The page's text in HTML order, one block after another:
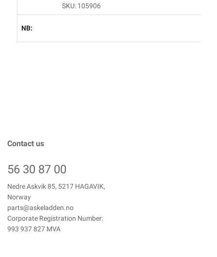
SKU: 105906
Contact us
56 30 87 00
Nedre Askvik 85, 5217 HAGAVIK,
Norway
parts@askeladden.no
Corporate Registration Number:
993 937 827 MVA